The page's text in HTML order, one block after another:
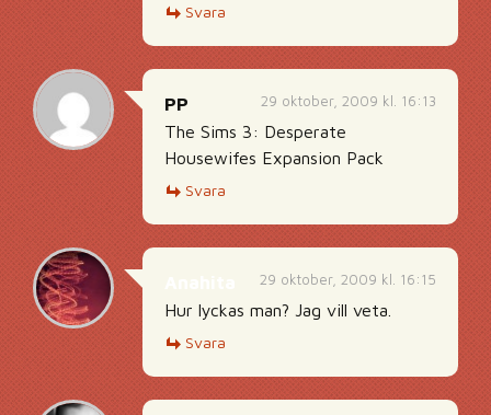
Svara
29 oktober, 2009 kl. 16:13
PP
The Sims 3: Desperate
Housewifes Expansion Pack
Svara
29 oktober, 2009 kl. 16:15
Hur lyckas man? Jag vill veta.
Svara